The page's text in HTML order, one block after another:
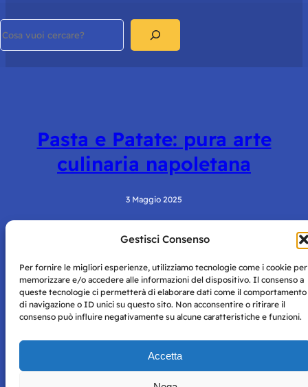
Gestisci Consenso
Per fornire le migliori esperienze, utilizziamo tecnologie come i cookie per
memorizzare e/o accedere alle informazioni del dispositivo. Il consenso a
queste tecnologie ci permetterà di elaborare dati come il comportamento
di navigazione o ID unici su questo sito. Non acconsentire o ritirare il
consenso può influire negativamente su alcune caratteristiche e funzioni.
Accetta
Pasta e Patate: pura arte
culinaria napoletana
3 Maggio 2025
Napoli con autorizzazione numero 38 del 25/9/2019.
Tutte le immagini e i contenuti su questo sito sono forniti